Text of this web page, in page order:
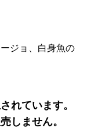
ジョ、白身魚の
れています。
しません。